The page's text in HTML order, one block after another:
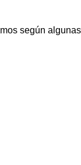
según algunas